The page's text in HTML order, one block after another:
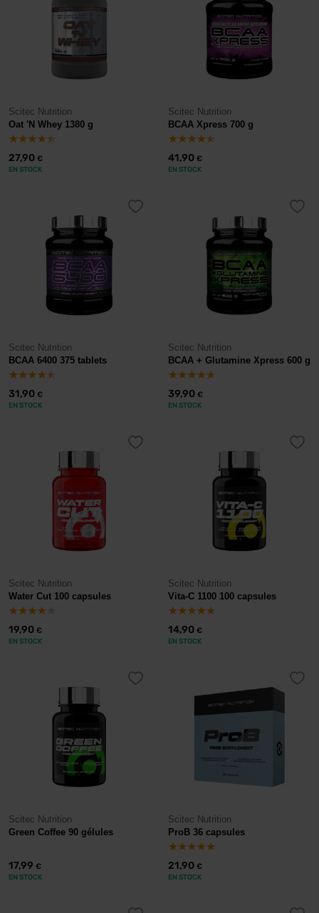
Scitec Nutrition
Oat 'N Whey 1380 g
27,90 €
EN STOCK
Scitec Nutrition
BCAA Xpress 700 g
41,90 €
EN STOCK
Scitec Nutrition
BCAA 6400 375 tablets
31,90 €
EN STOCK
Scitec Nutrition
BCAA + Glutamine Xpress 600 g
39,90 €
EN STOCK
Scitec Nutrition
Water Cut 100 capsules
19,90 €
EN STOCK
Scitec Nutrition
Vita-C 1100 100 capsules
14,90 €
EN STOCK
Scitec Nutrition
Green Coffee 90 gélules
17,99 €
EN STOCK
Scitec Nutrition
ProB 36 capsules
21,90 €
EN STOCK